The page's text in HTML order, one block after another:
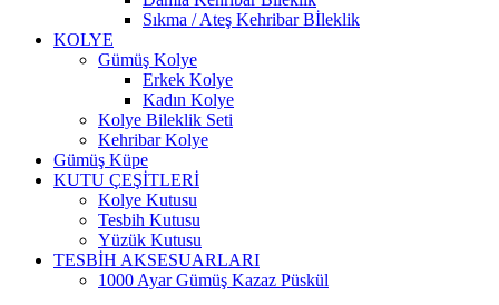
Sıkma / Ateş Kehribar Bİleklik
KOLYE
Gümüş Kolye
Erkek Kolye
Kadın Kolye
Kolye Bileklik Seti
Kehribar Kolye
Gümüş Küpe
KUTU ÇEŞİTLERİ
Kolye Kutusu
Tesbih Kutusu
Yüzük Kutusu
TESBİH AKSESUARLARI
1000 Ayar Gümüş Kazaz Püskül